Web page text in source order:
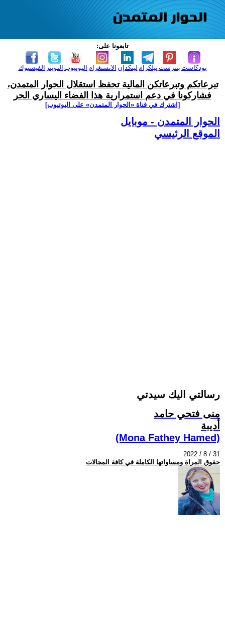
تابعونا على:
الفيسبوك التويتر اليوتيوب الانستغرام لينكدإن تيلكرامبنترست بودكاست
تبرعاتكم وتبرعاتكن المالية تحفظ استقلال الحوار المتمدن،
فشاركونا في دعم استمرارية هذا الفضاء اليساري الحر
[اشترك في قناة ‫«الحوار المتمدن» على اليوتيوب]
الحوار المتمدن - موبايل
الموقع الرئيسي
رسالتي اليك سيدتي
منى فتحي حامد
أديبة
(Mona Fathey Hamed)
2022 / 8 / 31
حقوق المراة ومساواتها الكاملة في كافة المجالات